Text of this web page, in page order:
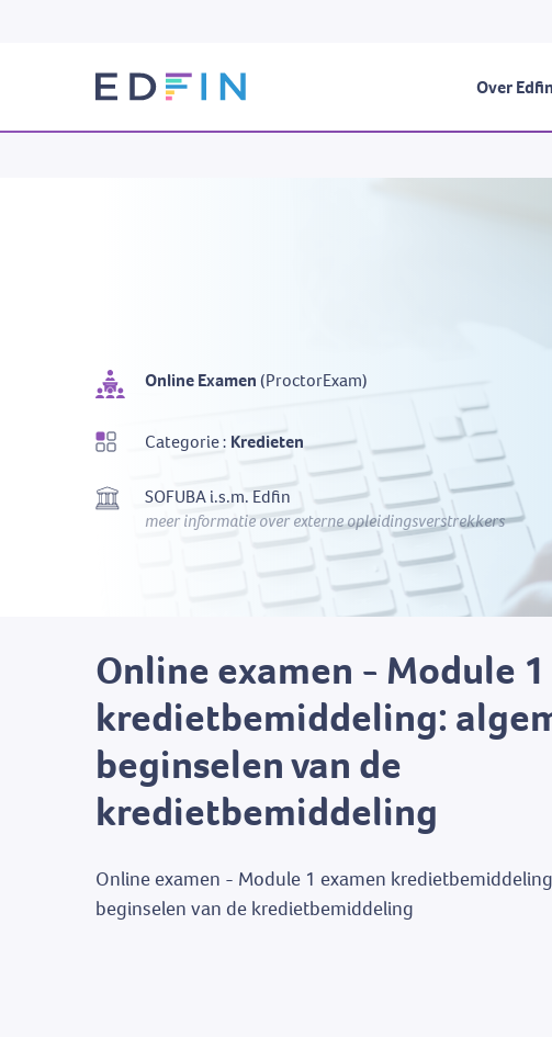
Over Edfin
Online Examen(ProctorExam)
Categorie : Kredieten
SOFUBA i.s.m. Edfin
meer informatie over externe opleidingsverstrekkers
Online examen - Module
kredietbemiddeling:
beginselen van de
kredietbemiddeling
Online examen - Module 1 examen
beginselen van de kredietbemiddeling